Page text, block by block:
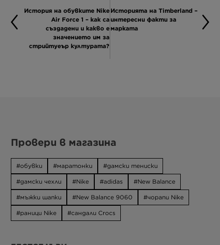
История на обувките Nike
Air Force 1 – как са
създадени и какво е
значението им за
стрийтуеър културата?
Историята на Timberland –
интересни факти за
марката
Провери в магазина
обувки маратонки дамски тениски
дамски чехли Nike adidas New Balance
мъжки шапки New Balance 9060 чорапи Nike
раници Nike сандали Crocs